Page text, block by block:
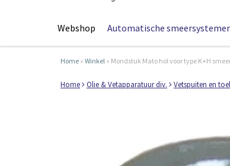
Webshop Automatische
Home » Winkel » Mondstuk Mato hol voor type K+H
Home Olie & Vetapparatuur div. Vetspuiten en